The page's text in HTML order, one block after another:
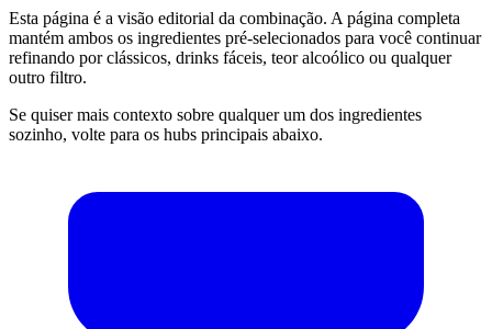
Esta página é a visão editorial da combinação. A página completa
mantém ambos os ingredientes pré-selecionados para você continuar
refinando por clássicos, drinks fáceis, teor alcoólico ou qualquer
outro filtro.
Se quiser mais contexto sobre qualquer um dos ingredientes
sozinho, volte para os hubs principais abaixo.